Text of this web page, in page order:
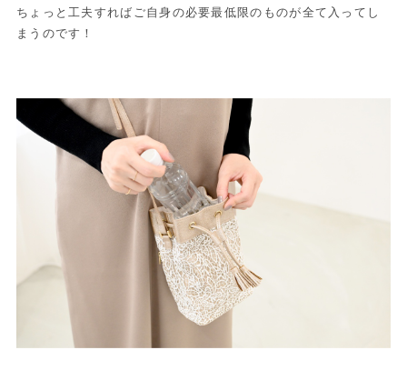
ちょっと工夫すればご自身の必要最低限のものが全て入ってし
まうのです！